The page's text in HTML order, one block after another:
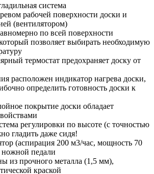
система
рабочей поверхности доски и
(вентилятором)
по всей поверхности
позволяет выбирать необходимую
термостат предохраняет доску от
расположен индикатор нагрева доски,
определить готовность доски к
покрытие доски обладает
регулировки по высоте (с точностью
гладить даже сидя!
(аспирация 200 м3/час, мощность 70
педали
из прочного металла (1,5 мм),
краской